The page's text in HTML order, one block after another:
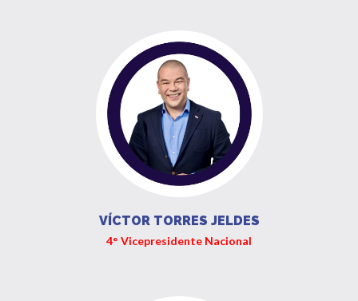
VÍCTOR TORRES JELDES
4° Vicepresidente Nacional